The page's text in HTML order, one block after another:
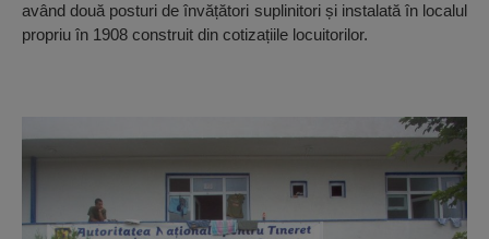
având două posturi de învățători suplinitori și instalată în localul
propriu în 1908 construit din cotizațiile locuitorilor.